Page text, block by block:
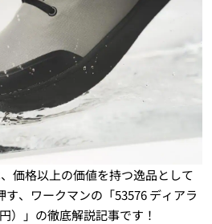
価格以上の価値を持つ逸品として
、ワークマンの「53576 ディアラ
）」の徹底解説記事です！